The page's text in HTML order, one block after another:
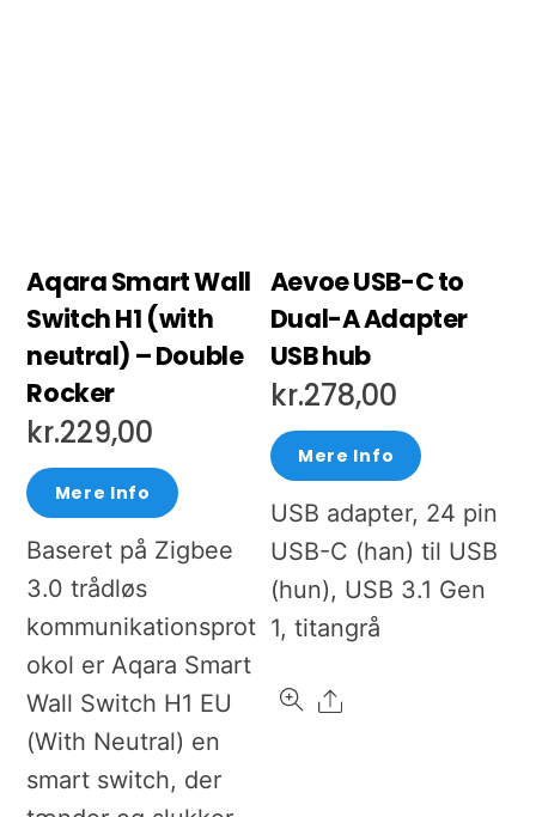
Aqara Smart Wall
Switch H1 (with
neutral) – Double
Rocker
kr.229,00
Mere Info
Baseret på Zigbee
3.0 trådløs
kommunikationsprot
okol er Aqara Smart
Wall Switch H1 EU
(With Neutral) en
smart switch, der
Aevoe USB-C to
Dual-A Adapter
USB hub
kr.278,00
Mere Info
USB adapter, 24 pin
USB-C (han) til USB
(hun), USB 3.1 Gen
1, titangrå
Share